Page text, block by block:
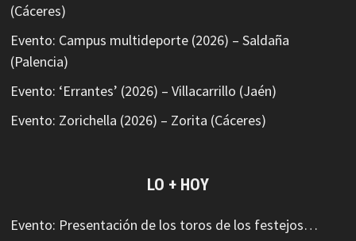
(Cáceres)
Evento: Campus multideporte (2026) – Saldaña
(Palencia)
Evento: ‘Errantes’ (2026) – Villacarrillo (Jaén)
Evento: Zorichella (2026) – Zorita (Cáceres)
LO + HOY
Evento: Presentación de los toros de los festejos…